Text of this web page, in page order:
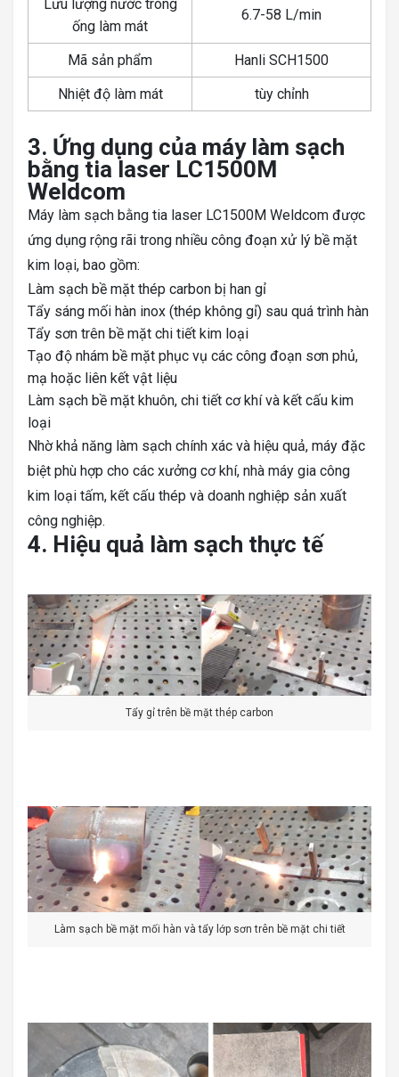
Lưu lượng nước trong
ống làm mát
6.7-58 L/min
Mã sản phẩm
Hanli SCH1500
Nhiệt độ làm mát
tùy chỉnh
3. Ứng dụng của máy làm sạch
bằng tia laser LC1500M
Weldcom
Máy làm sạch bằng tia laser LC1500M Weldcom được
ứng dụng rộng rãi trong nhiều công đoạn xử lý bề mặt
kim loại, bao gồm:
Làm sạch bề mặt thép carbon bị han gỉ
Tẩy sáng mối hàn inox (thép không gỉ) sau quá trình hàn
Tẩy sơn trên bề mặt chi tiết kim loại
Tạo độ nhám bề mặt phục vụ các công đoạn sơn phủ,
mạ hoặc liên kết vật liệu
Làm sạch bề mặt khuôn, chi tiết cơ khí và kết cấu kim
loại
Nhờ khả năng làm sạch chính xác và hiệu quả, máy đặc
biệt phù hợp cho các xưởng cơ khí, nhà máy gia công
kim loại tấm, kết cấu thép và doanh nghiệp sản xuất
công nghiệp.
4. Hiệu quả làm sạch thực tế
Tẩy gỉ trên bề mặt thép carbon
Làm sạch bề mặt mối hàn và tẩy lớp sơn trên bề mặt chi tiết